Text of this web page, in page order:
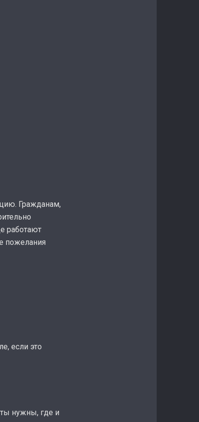
Гражданам,
работают
пожелания
если это
нужны, где и